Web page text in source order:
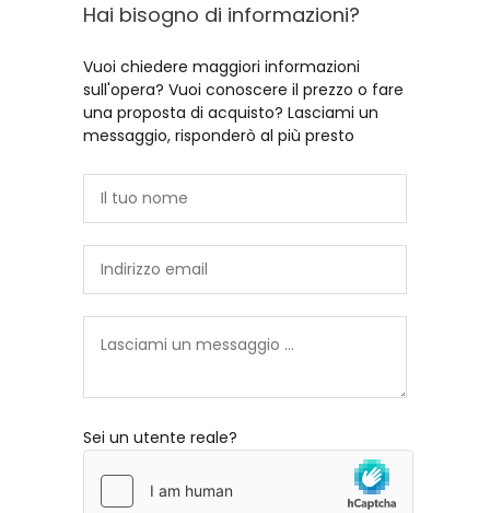
Hai bisogno di informazioni?
Vuoi chiedere maggiori informazioni
sull'opera? Vuoi conoscere il prezzo o fare
una proposta di acquisto? Lasciami un
messaggio, risponderò al più presto
Sei un utente reale?